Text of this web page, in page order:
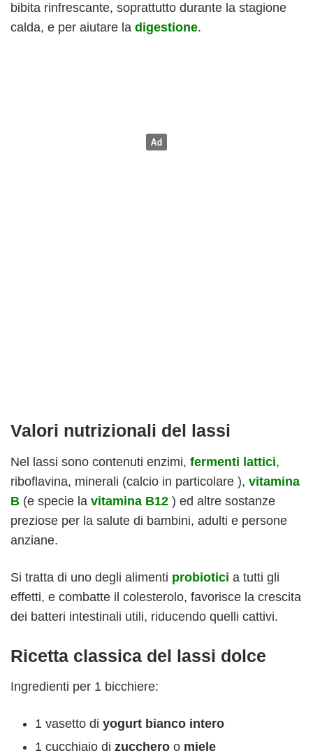
bibita rinfrescante, soprattutto durante la stagione
calda, e per aiutare la digestione.
Valori nutrizionali del lassi
Nel lassi sono contenuti enzimi, fermenti lattici,
riboflavina, minerali (calcio in particolare ), vitamina
B (e specie la vitamina B12 ) ed altre sostanze
preziose per la salute di bambini, adulti e persone
anziane.
Si tratta di uno degli alimenti probiotici a tutti gli
effetti, e combatte il colesterolo, favorisce la crescita
dei batteri intestinali utili, riducendo quelli cattivi.
Ricetta classica del lassi dolce
Ingredienti per 1 bicchiere:
1 vasetto di yogurt bianco intero
1 cucchiaio di zucchero o miele